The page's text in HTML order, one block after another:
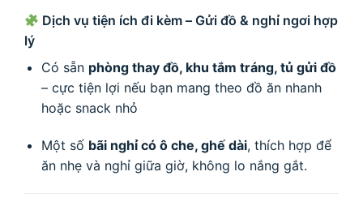
Dịch vụ tiện ích đi kèm – Gửi đồ & nghỉ ngơi hợp
lý
Có sẵn phòng thay đồ, khu tắm tráng, tủ gửi đồ
– cực tiện lợi nếu bạn mang theo đồ ăn nhanh
hoặc snack nhỏ
Một số bãi nghỉ có ô che, ghế dài, thích hợp để
ăn nhẹ và nghỉ giữa giờ, không lo nắng gắt.